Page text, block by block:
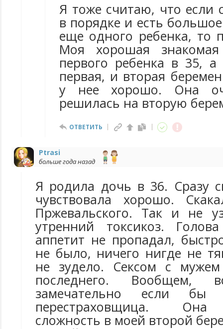
Я тоже считаю, что если
в порядке и есть
еще одного ребенка, то
Моя хорошая
первого ребенка в 35,
первая, и вторая
у нее хорошо. Она
решилась на вторую
ОТВЕТИТЬ
Ptrasi
больше года назад
Я родила дочь в 36. Сразу
чувствовала хорошо.
Пржевальского. Так и не
утренний токсикоз.
аппетит не пропадал,
не было, ничего нигде не
не зудело. Сексом с
последнего.
замечательно если бы
перестраховщица. Она
сложность в моей второй